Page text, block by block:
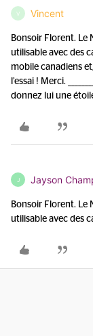
V Vincent
Bonsoir Florent. Le
utilisable avec des
mobile canadiens
l’essai ! Merci.
donnez lui une
J Jayson
Bonsoir Florent. Le
utilisable avec des